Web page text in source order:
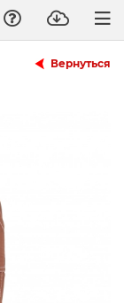
Вернуться